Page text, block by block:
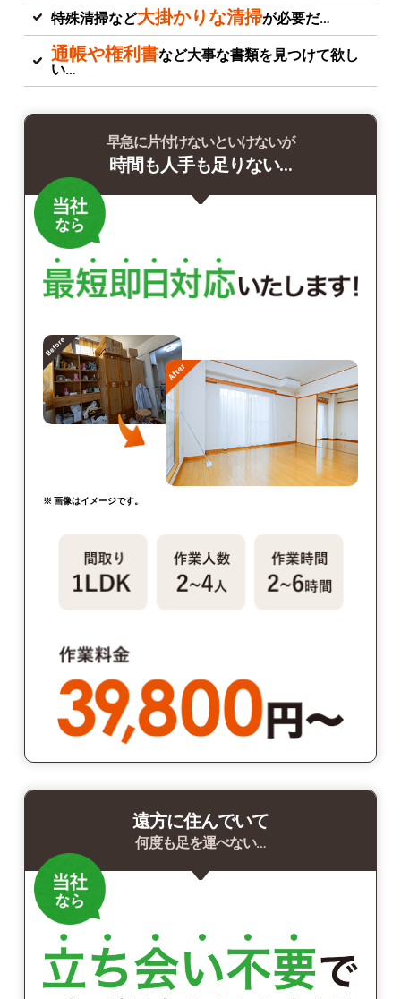
特殊清掃など大掛かりな清掃が必要だ…
通帳や権利書など大事な書類を見つけて欲し
い…
早急に片付けないといけないが
時間も人手も足りない…
※ 画像はイメージです。
遠方に住んでいて
何度も足を運べない…